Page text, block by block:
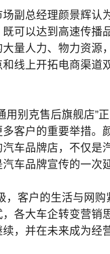
总经理颜景辉认
可以达到高速传播
量人力、物力资源
线上开拓电商渠道
别克售后旗舰店”
客户的重要举措。
车品牌店，不仅是
车品牌宣传的一次
客户的生活与网购
各大车企转变营销
，并在未来成为经